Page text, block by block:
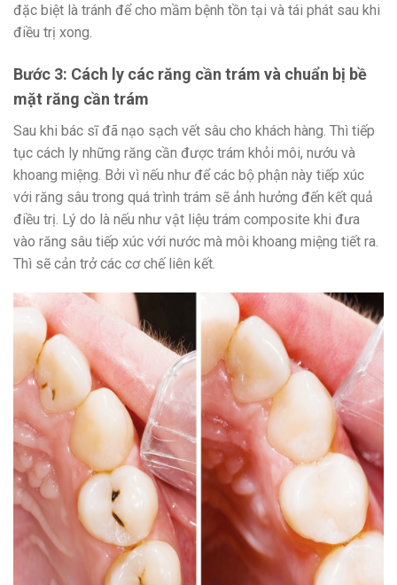
đặc biệt là tránh để cho mầm bệnh tồn tại và tái phát sau khi
điều trị xong.
Bước 3: Cách ly các răng cần trám và chuẩn bị bề
mặt răng cần trám
Sau khi bác sĩ đã nạo sạch vết sâu cho khách hàng. Thì tiếp
tục cách ly những răng cần được trám khỏi môi, nướu và
khoang miệng. Bởi vì nếu như để các bộ phận này tiếp xúc
với răng sâu trong quá trình trám sẽ ảnh hưởng đến kết quả
điều trị. Lý do là nếu như vật liệu trám composite khi đưa
vào răng sâu tiếp xúc với nước mà môi khoang miệng tiết ra.
Thì sẽ cản trở các cơ chế liên kết.